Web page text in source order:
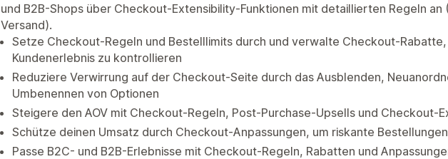
und B2B-Shops über Checkout-Extensibility-Funktionen mit detaillierten Regeln an
Versand).
Setze Checkout-Regeln und Bestelllimits durch und verwalte Checkout-Rabatte,
Kundenerlebnis zu kontrollieren
Reduziere Verwirrung auf der Checkout-Seite durch das Ausblenden,
Umbenennen von Optionen
Steigere den AOV mit Checkout-Regeln, Post-Purchase-Upsells und Checkout-
Schütze deinen Umsatz durch Checkout-Anpassungen, um riskante
Passe B2C- und B2B-Erlebnisse mit Checkout-Regeln, Rabatten und